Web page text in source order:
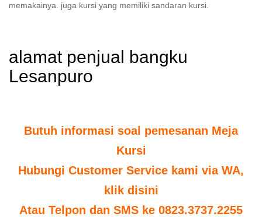
memakainya. juga kursi yang memiliki sandaran kursi.
alamat penjual bangku
Lesanpuro
Butuh informasi soal pemesanan Meja
Kursi
Hubungi Customer Service kami via WA,
klik disini
Atau Telpon dan SMS ke 0823.3737.2255